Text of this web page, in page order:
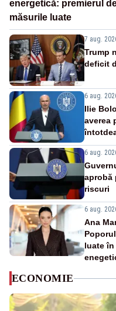
energetică: premierul
măsurile luate
7 aug.
Trump
deficit
6 aug.
Ilie
averea
6 aug.
aprobă
riscuri
6 aug.
Ana
luate în
ECONOMIE